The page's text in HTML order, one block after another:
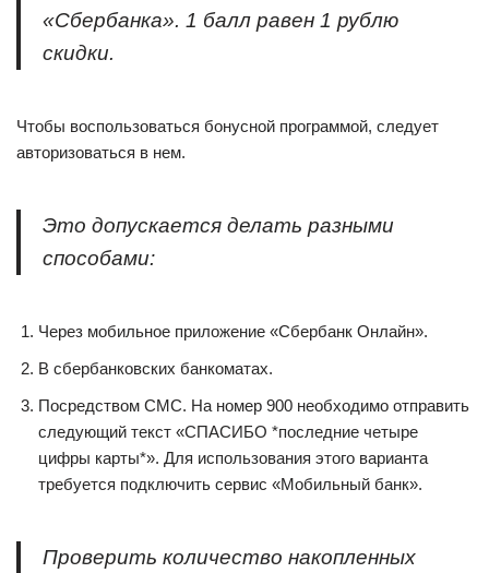
«Сбербанка». 1 балл равен 1 рублю
скидки.
Чтобы воспользоваться бонусной программой, следует
авторизоваться в нем.
Это допускается делать разными
способами:
Через мобильное приложение «Сбербанк Онлайн».
В сбербанковских банкоматах.
Посредством СМС. На номер 900 необходимо отправить
следующий текст «СПАСИБО *последние четыре
цифры карты*». Для использования этого варианта
требуется подключить сервис «Мобильный банк».
Проверить количество накопленных